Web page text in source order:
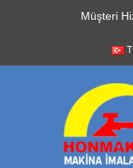
Müşteri